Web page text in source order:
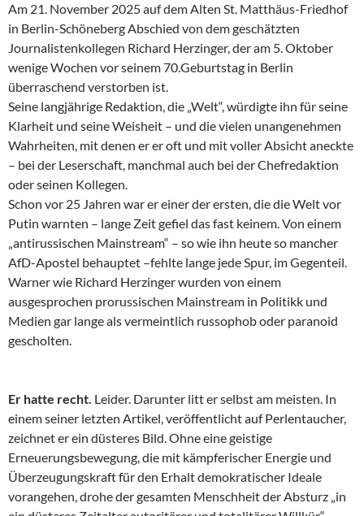
Am 21. November 2025 auf dem Alten St. Matthäus-Friedhof
in Berlin-Schöneberg Abschied von dem geschätzten
Journalistenkollegen Richard Herzinger, der am 5. Oktober
wenige Wochen vor seinem 70.Geburtstag in Berlin
überraschend verstorben ist.
Seine langjährige Redaktion, die „Welt“, würdigte ihn für seine
Klarheit und seine Weisheit – und die vielen unangenehmen
Wahrheiten, mit denen er er oft und mit voller Absicht aneckte
– bei der Leserschaft, manchmal auch bei der Chefredaktion
oder seinen Kollegen.
Schon vor 25 Jahren war er einer der ersten, die die Welt vor
Putin warnten – lange Zeit gefiel das fast keinem. Von einem
„antirussischen Mainstream“ – so wie ihn heute so mancher
AfD-Apostel behauptet –fehlte lange jede Spur, im Gegenteil.
Warner wie Richard Herzinger wurden von einem
ausgesprochen prorussischen Mainstream in Politikk und
Medien gar lange als vermeintlich russophob oder paranoid
gescholten.
Er hatte recht. Leider. Darunter litt er selbst am meisten. In
einem seiner letzten Artikel, veröffentlicht auf Perlentaucher,
zeichnet er ein düsteres Bild. Ohne eine geistige
Erneuerungsbewegung, die mit kämpferischer Energie und
Überzeugungskraft für den Erhalt demokratischer Ideale
vorangehen, drohe der gesamten Menschheit der Absturz „in